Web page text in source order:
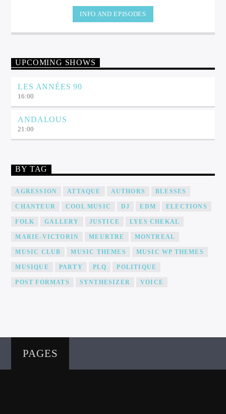
INFO AND EPISODES
UPCOMING SHOWS
LES ANNÉES 90
16:00
ANDALOUS
21:00
BY TAG
AGRESSION ATTAQUE AUTHORS BLESSES
CHANTEUR COOL MUSIC DJ EDM ELECTIONS
FOLK GALLERY JUSTICE LYES CHEKAL
MARIE-VICTORIN MEURTRE MONTREAL
MUSIC CLUB MUSIC THEMES MUSIC WP THEMES
MUSIQUE PARTY PLQ POLITIQUE
POST FORMATS SYNTHESIZER VOICE
PAGES